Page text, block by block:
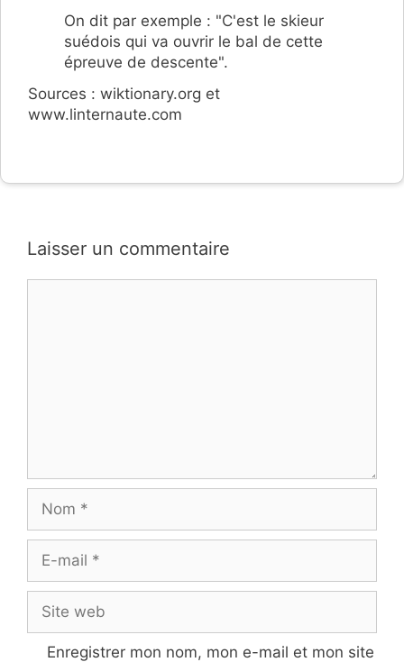
On dit par exemple : "C'est le skieur
suédois qui va ouvrir le bal de cette
épreuve de descente".
Sources : wiktionary.org et
www.linternaute.com
Laisser un commentaire
mail
web
Enregistrer mon nom, mon e-mail et mon site